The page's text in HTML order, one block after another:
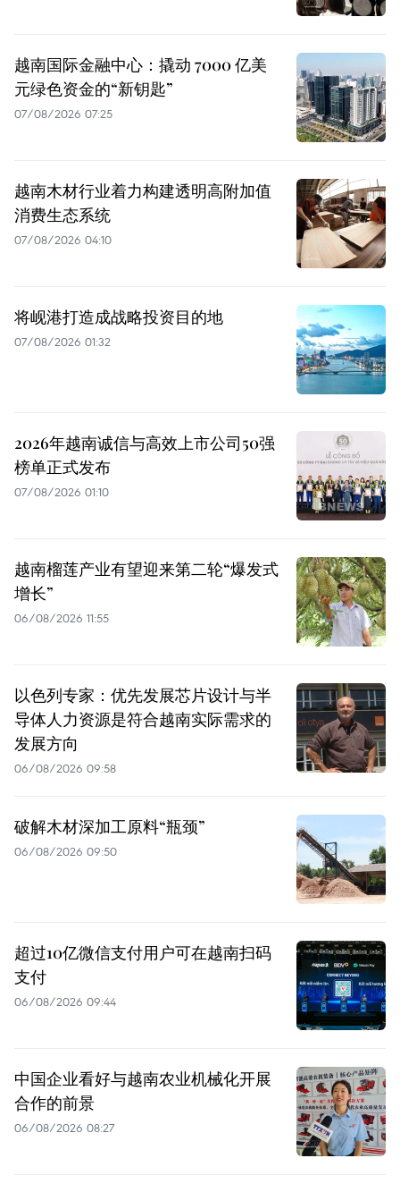
越南国际金融中心：撬动 7000 亿美
元绿色资金的“新钥匙”
07/08/2026 07:25
越南木材行业着力构建透明高附加值
消费生态系统
07/08/2026 04:10
将岘港打造成战略投资目的地
07/08/2026 01:32
2026年越南诚信与高效上市公司50强
榜单正式发布
07/08/2026 01:10
越南榴莲产业有望迎来第二轮“爆发式
增长”
06/08/2026 11:55
以色列专家：优先发展芯片设计与半
导体人力资源是符合越南实际需求的
发展方向
06/08/2026 09:58
破解木材深加工原料“瓶颈”
06/08/2026 09:50
超过10亿微信支付用户可在越南扫码
支付
06/08/2026 09:44
中国企业看好与越南农业机械化开展
合作的前景
06/08/2026 08:27